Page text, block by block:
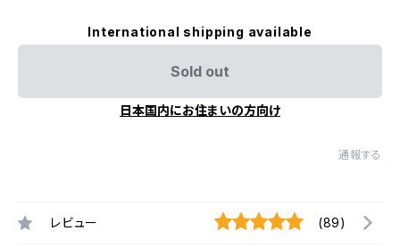
International shipping available
Sold out
日本国内にお住まいの方向け
通報する
レビュー (89)